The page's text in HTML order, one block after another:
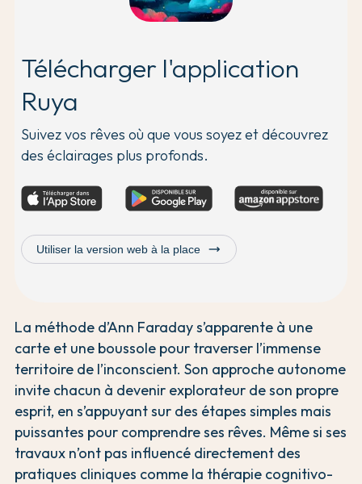
Télécharger l'application
Ruya
Suivez vos rêves où que vous soyez et découvrez
des éclairages plus profonds.
Utiliser la version web à la place trending_flat
La méthode d’Ann Faraday s’apparente à une
carte et une boussole pour traverser l’immense
territoire de l’inconscient. Son approche autonome
invite chacun à devenir explorateur de son propre
esprit, en s’appuyant sur des étapes simples mais
puissantes pour comprendre ses rêves. Même si ses
travaux n’ont pas influencé directement des
pratiques cliniques comme la thérapie cognitivo-